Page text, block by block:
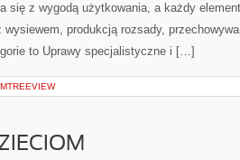
się z wygodą użytkowania, a każdy
wysiewem, produkcją rozsady,
to Uprawy specjalistyczne i […]